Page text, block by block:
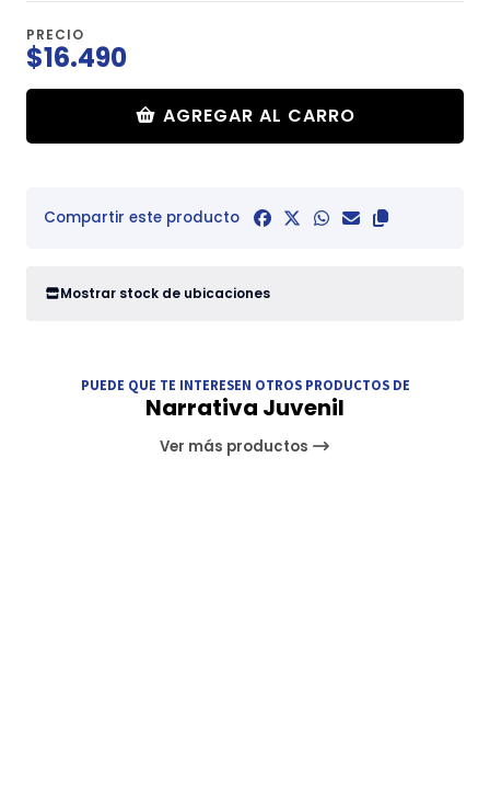
PRECIO
$16.490
AGREGAR AL CARRO
Compartir este producto
Mostrar stock de ubicaciones
PUEDE QUE TE INTERESEN OTROS PRODUCTOS DE
Narrativa Juvenil
Ver más productos